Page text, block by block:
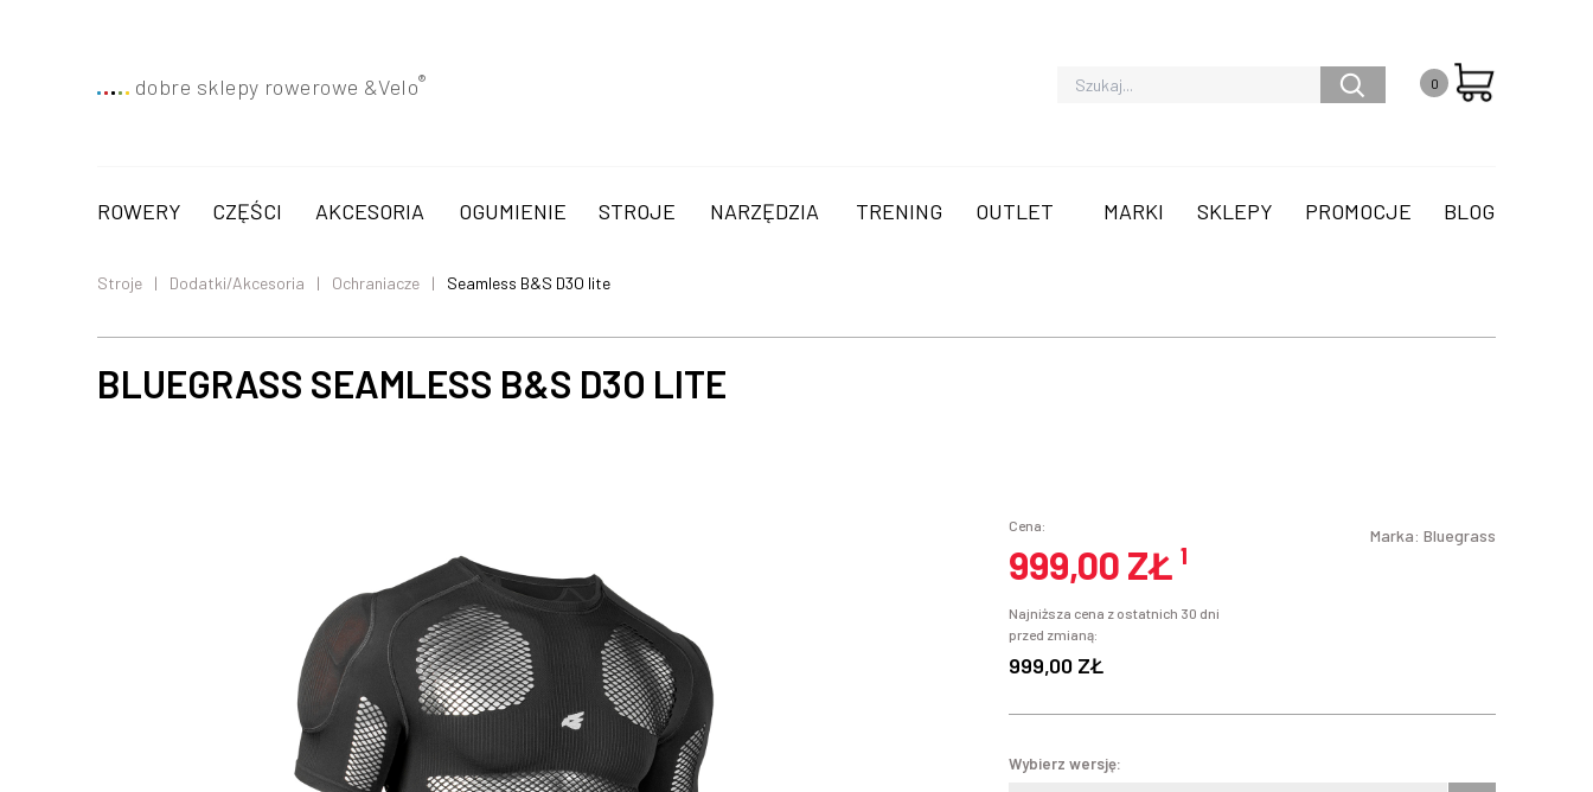
dobre sklepy rowerowe &Velo® 0
ROWERY CZĘŚCI AKCESORIA OGUMIENIE STROJE NARZĘDZIA TRENING OUTLET MARKI SKLEPY PROMOCJE BLOG
Stroje Dodatki/Akcesoria Ochraniacze Seamless B&S D3O lite
BLUEGRASS SEAMLESS B&S D3O LITE
Cena:
999,00 ZŁ¹
Najniższa cena z ostatnich 30 dni
przed zmianą:
999,00 ZŁ
Marka: Bluegrass
Wybierz wersję: